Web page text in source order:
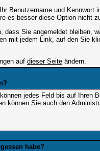
Benutzername und Kennwort
es besser diese Option nicht
Sie angemeldet bleiben,
mit jedem Link, auf den Sie
auf dieser Seite ändern.
jedes Feld bis auf Ihren
können Sie auch den
habe?